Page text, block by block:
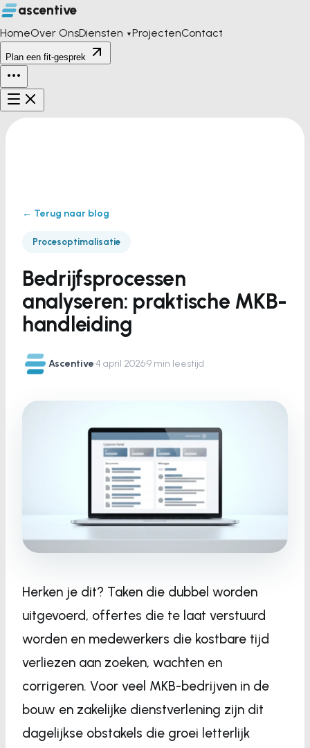
ascentive
HomeOver OnsDiensten ▼ProjectenContact
Plan een fit-gesprek
← Terug naar blog
Procesoptimalisatie
Bedrijfsprocessen
analyseren: praktische MKB-
handleiding
Ascentive·4 april 2026·9 min leestijd
Herken je dit? Taken die dubbel worden
uitgevoerd, offertes die te laat verstuurd
worden en medewerkers die kostbare tijd
verliezen aan zoeken, wachten en
corrigeren. Voor veel MKB-bedrijven in de
bouw en zakelijke dienstverlening zijn dit
dagelijkse obstakels die groei letterlijk